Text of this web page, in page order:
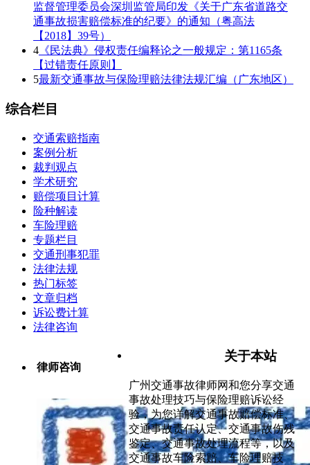
监督管理委员会深圳监管局印发《关于广东省道路交
通事故损害赔偿标准的纪要》的通知（粤高法
【2018】39号）
4 《民法典》侵权责任编释论之一般规定：第1165条
【过错责任原则】
5最新交通事故与保险理赔法律法规汇编（广东地区）
综合栏目
交通索赔指南
案例分析
裁判观点
学术研究
赔偿项目计算
险种解读
车险理赔
专题栏目
交通刑事犯罪
法律法规
热门标签
文章归档
诉讼费计算
法律咨询
律师咨询
关于本站
广州交通事故律师网和您分享交通
事故处理技巧与保险理赔诉讼经
验，为您详解交通事故赔偿标准、
交通事故责任认定、交通事故伤残
鉴定、交通事故处理流程等，以及
交通事故车险索赔、车险理赔技